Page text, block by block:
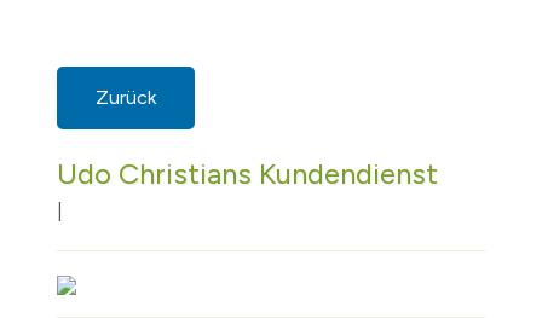
Zurück
Udo Christians Kundendienst